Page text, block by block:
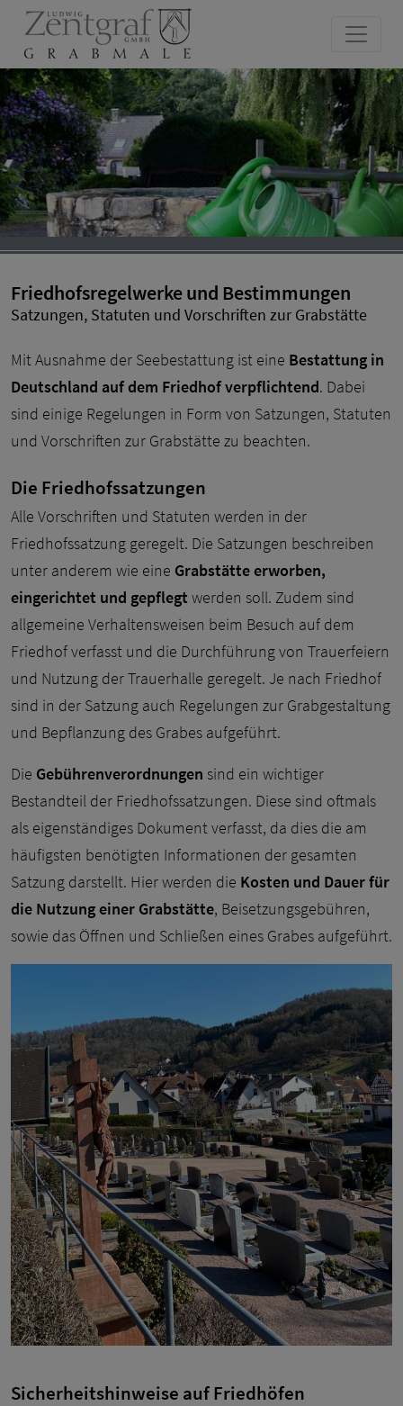
Friedhofsregelwerke und Bestimmungen
Satzungen, Statuten und Vorschriften zur Grabstätte
Mit Ausnahme der Seebestattung ist eine Bestattung in
Deutschland auf dem Friedhof verpflichtend. Dabei
sind einige Regelungen in Form von Satzungen, Statuten
und Vorschriften zur Grabstätte zu beachten.
Die Friedhofssatzungen
Alle Vorschriften und Statuten werden in der
Friedhofssatzung geregelt. Die Satzungen beschreiben
unter anderem wie eine Grabstätte erworben,
eingerichtet und gepflegt werden soll. Zudem sind
allgemeine Verhaltensweisen beim Besuch auf dem
Friedhof verfasst und die Durchführung von Trauerfeiern
und Nutzung der Trauerhalle geregelt. Je nach Friedhof
sind in der Satzung auch Regelungen zur Grabgestaltung
und Bepflanzung des Grabes aufgeführt.
Die Gebührenverordnungen sind ein wichtiger
Bestandteil der Friedhofssatzungen. Diese sind oftmals
als eigenständiges Dokument verfasst, da dies die am
häufigsten benötigten Informationen der gesamten
Satzung darstellt. Hier werden die Kosten und Dauer für
die Nutzung einer Grabstätte, Beisetzungsgebühren,
sowie das Öffnen und Schließen eines Grabes aufgeführt.
Sicherheitshinweise auf Friedhöfen